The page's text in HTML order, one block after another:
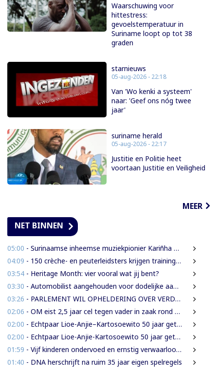
Waarschuwing voor
hittestress:
gevoelstemperatuur in
Suriname loopt op tot 38
graden
starnieuws
05-aug-2026 - 22:18
Van 'Wo kenki a systeem'
naar: 'Geef ons nóg twee
jaar'
suriname herald
05-aug-2026 - 22:17
Justitie en Politie heet
voortaan Justitie en Veiligheid
MEER
NET BINNEN
05:00 - Surinaamse inheemse muziekpionier Kariñha Basi krijgt oeuvreprijs in Rotterdam
04:09 - 150 crèche- en peuterleidsters krijgen training in verkeerseducatie
03:54 - Heritage Month: vier vooral wat jij bent?
03:30 - Automobilist aangehouden voor dodelijke aanrijding met voetganger en doorrijden na ongeval
03:26 - PARLEMENT WIL OPHELDERING OVER VERDWENEN INBESLAGGENOMEN LEVENSMIDDELEN
02:06 - OM eist 2,5 jaar cel tegen vader in zaak rond mishandeling en verwaarlozing
02:00 - Echtpaar Lioe-Anjie–Kartosoewito 50 jaar getrouwd
02:00 - Echtpaar Lioe-Anjie-Kartosoewito 50 jaar getrouwd
01:59 - Vijf kinderen ondervoed en ernstig verwaarloosd: 2,5 jaar cel geëist tegen vader
01:40 - DNA herschrijft na ruim 35 jaar eigen spelregels